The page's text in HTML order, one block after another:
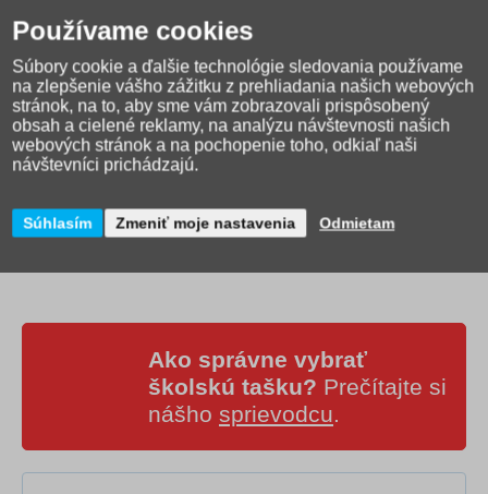
(5)
Osuška Paw Patrol
12,16 €
Vyprodáno
Ako správne vybrať
školskú tašku? Prečítajte si
nášho sprievodcu.
Používame cookies
Súbory cookie a ďalšie technológie sledovania používame
na zlepšenie vášho zážitku z prehliadania našich webových
stránok, na to, aby sme vám zobrazovali prispôsobený
obsah a cielené reklamy, na analýzu návštevnosti našich
webových stránok a na pochopenie toho, odkiaľ naši
návštevníci prichádzajú.
Súhlasím Zmeniť moje nastavenia Odmietam